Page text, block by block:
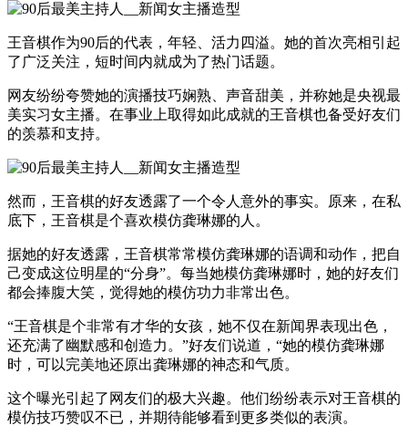
王音棋作为90后的代表，年轻、活力四溢。她的首次亮相引起
了广泛关注，短时间内就成为了热门话题。
网友纷纷夸赞她的演播技巧娴熟、声音甜美，并称她是央视最
美实习女主播。在事业上取得如此成就的王音棋也备受好友们
的羡慕和支持。
然而，王音棋的好友透露了一个令人意外的事实。原来，在私
底下，王音棋是个喜欢模仿龚琳娜的人。
据她的好友透露，王音棋常常模仿龚琳娜的语调和动作，把自
己变成这位明星的“分身”。每当她模仿龚琳娜时，她的好友们
都会捧腹大笑，觉得她的模仿功力非常出色。
“王音棋是个非常有才华的女孩，她不仅在新闻界表现出色，
还充满了幽默感和创造力。”好友们说道，“她的模仿龚琳娜
时，可以完美地还原出龚琳娜的神态和气质。
这个曝光引起了网友们的极大兴趣。他们纷纷表示对王音棋的
模仿技巧赞叹不已，并期待能够看到更多类似的表演。